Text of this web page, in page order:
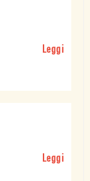
Leggi
Leggi